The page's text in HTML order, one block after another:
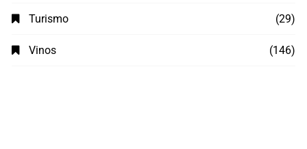
Turismo (29)
Vinos (146)